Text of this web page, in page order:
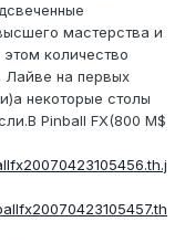
мастерства и
количество
Лайве на первых
некоторые столы
Pinball FX(800 M$